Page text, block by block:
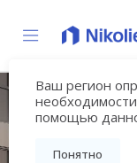
Ваш регион
помощью
Понятно
«ВЕЕР»